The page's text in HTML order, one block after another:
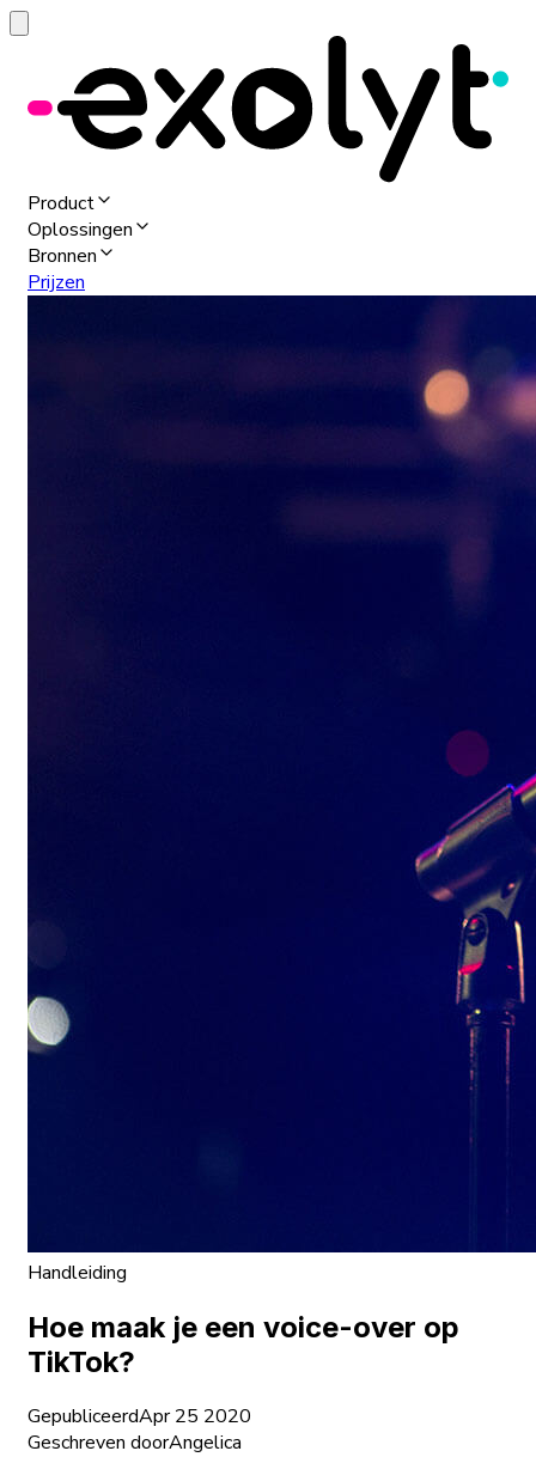
Product
Oplossingen
Bronnen
Prijzen
Handleiding
Hoe maak je een voice-over op
TikTok?
GepubliceerdApr 25 2020
Geschreven doorAngelica